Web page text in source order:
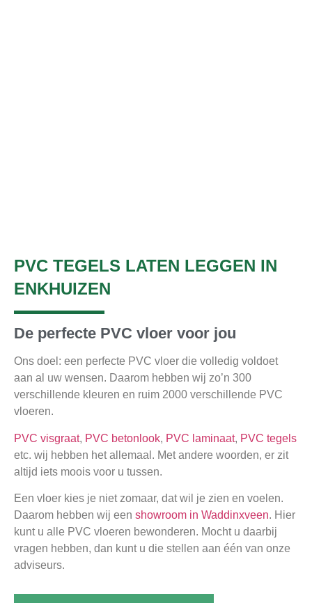
PVC TEGELS LATEN LEGGEN IN
ENKHUIZEN
De perfecte PVC vloer voor jou
Ons doel: een perfecte PVC vloer die volledig voldoet
aan al uw wensen. Daarom hebben wij zo’n 300
verschillende kleuren en ruim 2000 verschillende PVC
vloeren.
PVC visgraat, PVC betonlook, PVC laminaat, PVC tegels
etc. wij hebben het allemaal. Met andere woorden, er zit
altijd iets moois voor u tussen.
Een vloer kies je niet zomaar, dat wil je zien en voelen.
Daarom hebben wij een showroom in Waddinxveen. Hier
kunt u alle PVC vloeren bewonderen. Mocht u daarbij
vragen hebben, dan kunt u die stellen aan één van onze
adviseurs.